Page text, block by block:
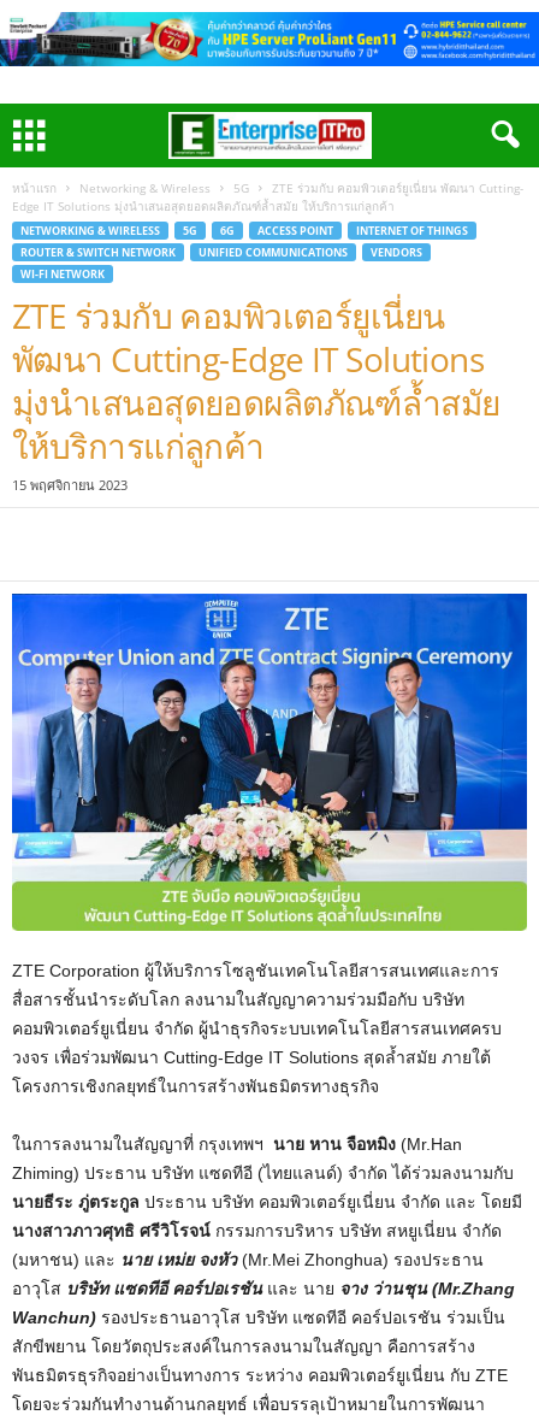
หน้าแรก Networking & Wireless 5G
ZTE ร่วมกับ คอมพิวเตอร์ยูเนี่ยน พัฒนา Cutting-
Edge IT Solutions มุ่งนำเสนอสุดยอดผลิตภัณฑ์ล้ำสมัย ให้บริการแก่ลูกค้า
NETWORKING & WIRELESS 5G 6G ACCESS POINT
INTERNET OF THINGS
ROUTER & SWITCH NETWORK
UNIFIED COMMUNICATIONS
VENDORS
WI-FI NETWORK
ZTE ร่วมกับ คอมพิวเตอร์ยูเนี่ยน
พัฒนา Cutting-Edge IT Solutions
มุ่งนำเสนอสุดยอดผลิตภัณฑ์ล้ำสมัย
ให้บริการแก่ลูกค้า
15 พฤศจิกายน 2023
ZTE Corporation ผู้ให้บริการโซลูชันเทคโนโลยีสารสนเทศและการ
สื่อสารชั้นนำระดับโลก ลงนามในสัญญาความร่วมมือกับ บริษัท
คอมพิวเตอร์ยูเนี่ยน จำกัด ผู้นำธุรกิจระบบเทคโนโลยีสารสนเทศครบ
วงจร เพื่อร่วมพัฒนา Cutting-Edge IT Solutions สุดล้ำสมัย ภายใต้
โครงการเชิงกลยุทธ์ในการสร้างพันธมิตรทางธุรกิจ
ในการลงนามในสัญญาที่ กรุงเทพฯ นาย หาน จือหมิง (Mr.Han
Zhiming) ประธาน บริษัท แซดทีอี (ไทยแลนด์) จำกัด ได้ร่วมลงนามกับ
นายธีระ ภู่ตระกูล ประธาน บริษัท คอมพิวเตอร์ยูเนี่ยน จำกัด และ โดยมี
นางสาวภาวศุทธิ ศรีวิโรจน์ กรรมการบริหาร บริษัท สหยูเนี่ยน จำกัด
(มหาชน) และ นาย เหม่ย จงหัว(Mr.Mei Zhonghua) รองประธาน
อาวุโส บริษัท แซดทีอี คอร์ปอเรชัน และ นาย จาง ว่านชุน (Mr.Zhang
Wanchun) รองประธานอาวุโส บริษัท แซดทีอี คอร์ปอเรชัน ร่วมเป็น
สักขีพยาน โดยวัตถุประสงค์ในการลงนามในสัญญา คือการสร้าง
พันธมิตรธุรกิจอย่างเป็นทางการ ระหว่าง คอมพิวเตอร์ยูเนี่ยน กับ ZTE
โดยจะร่วมกันทำงานด้านกลยุทธ์ เพื่อบรรลุเป้าหมายในการพัฒนา